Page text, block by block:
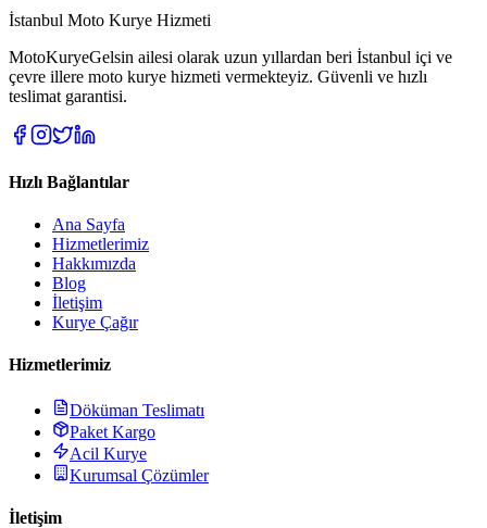
İstanbul Moto Kurye Hizmeti
MotoKuryeGelsin ailesi olarak uzun yıllardan beri İstanbul içi ve
çevre illere moto kurye hizmeti vermekteyiz. Güvenli ve hızlı
teslimat garantisi.
Hızlı Bağlantılar
Ana Sayfa
Hizmetlerimiz
Hakkımızda
Blog
İletişim
Kurye Çağır
Hizmetlerimiz
Döküman Teslimatı
Paket Kargo
Acil Kurye
Kurumsal Çözümler
İletişim